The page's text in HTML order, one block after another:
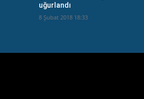
uğurlandı
8 Şubat 2018 18:33